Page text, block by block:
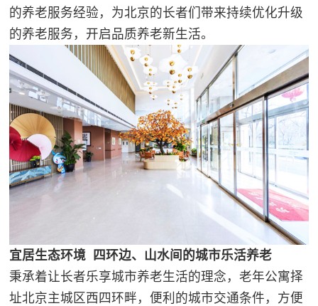
的养老服务经验，为北京的长者们带来持续优化升级
的养老服务，开启品质养老新生活。
宜居生态环境 四环边、山水间的城市乐活养老
秉承着让长者乐享城市养老生活的理念，老年公寓择
址北京主城区西四环畔，便利的城市交通条件，方便